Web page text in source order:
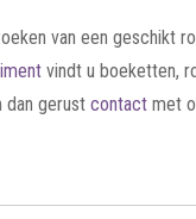
van een geschikt
vindt u boeketten,
dan gerust contact met